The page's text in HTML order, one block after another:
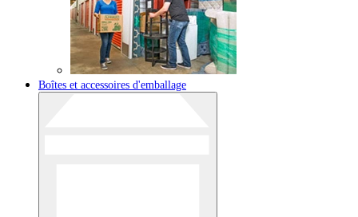
Boîtes et accessoires d'emballage